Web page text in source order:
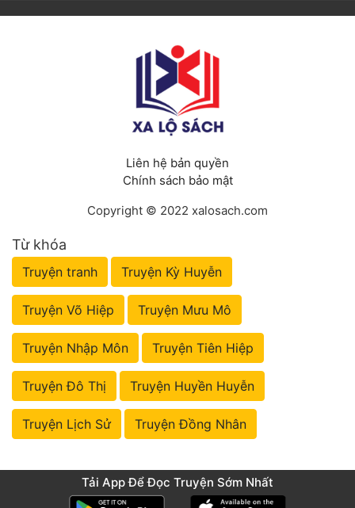
Liên hệ bản quyền
Chính sách bảo mật
Copyright © 2022 xalosach.com
Từ khóa
Truyện tranh Truyện Kỳ Huyễn
Truyện Võ Hiệp Truyện Mưu Mô
Truyện Nhập Môn Truyện Tiên Hiệp
Truyện Đô Thị Truyện Huyền Huyễn
Truyện Lịch Sử Truyện Đồng Nhân
Tải App Để Đọc Truyện Sớm Nhất